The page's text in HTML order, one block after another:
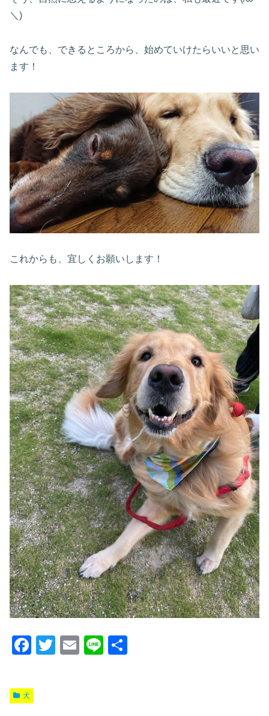
＼)
なんでも、できるところから、始めていけたらいいと思い
ます！
これからも、宜しくお願いします！
F
c
e
T
E
Li
犬